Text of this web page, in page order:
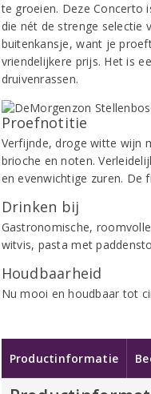
te groeien. Deze Concerto
die nét de strenge selectie
buitenkansje, want je
vriendelijkere prijs. Het is
druivenrassen.
Proefnotitie
Verfijnde, droge witte wijn
brioche en noten.
en evenwichtige zuren. De
Drinken bij
Gastronomische,
witvis, pasta met
Houdbaarheid
Nu mooi en houdbaar tot
Productinformatie